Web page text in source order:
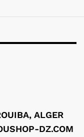
ALGER
DZ.COM